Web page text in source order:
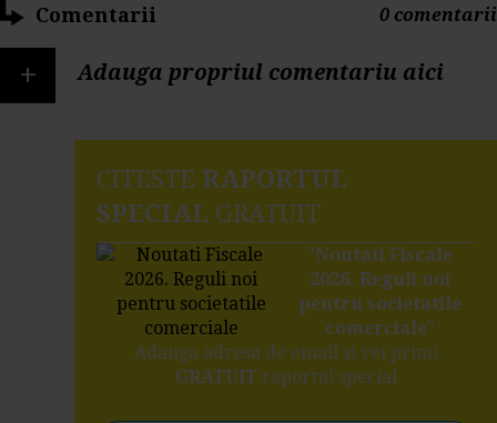
Comentarii 0 comentarii
+ Adauga propriul comentariu aici
CITESTE RAPORTUL
SPECIAL GRATUIT
"Noutati Fiscale
2026. Reguli noi
pentru societatile
comerciale"
Adauga adresa de email si vei primi
GRATUITraportul special